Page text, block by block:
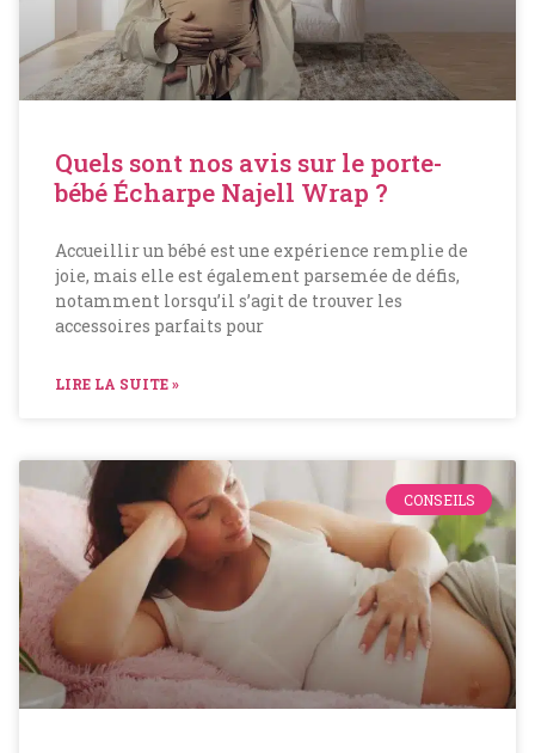
Quels sont nos avis sur le porte-
bébé Écharpe Najell Wrap ?
Accueillir un bébé est une expérience remplie de
joie, mais elle est également parsemée de défis,
notamment lorsqu’il s’agit de trouver les
accessoires parfaits pour
LIRE LA SUITE »
CONSEILS